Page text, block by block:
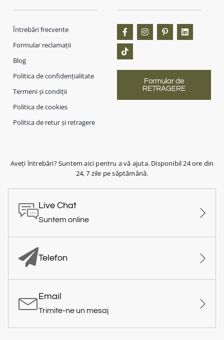
Întrebări frecvente
Formular reclamații
Blog
Politica de confidențialitate
Termeni și condiții
Politica de cookies
Politica de retur și retragere
Formular de
RETRAGERE
Aveți întrebări? Suntem aici pentru a vă ajuta. Disponibil 24 ore din
24, 7 zile pe săptămână.
Live Chat
Suntem online
Telefon
Email
Trimite-ne un mesaj